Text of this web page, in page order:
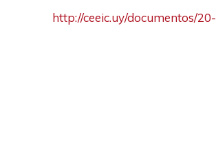
http://ceeic.uy/documentos/20-